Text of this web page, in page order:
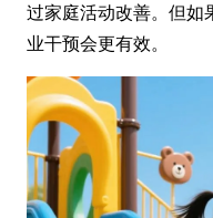
过家庭活动改善。但如
业干预会更有效。